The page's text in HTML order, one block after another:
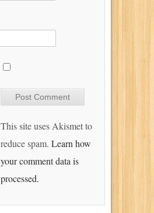
This site uses Akismet to
reduce spam. Learn how
your comment data is
processed.